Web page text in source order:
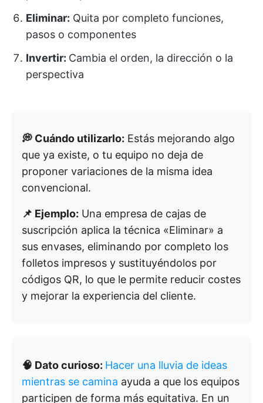
Eliminar: Quita por completo funciones,
pasos o componentes
Invertir: Cambia el orden, la dirección o la
perspectiva
💭 Cuándo utilizarlo: Estás mejorando algo
que ya existe, o tu equipo no deja de
proponer variaciones de la misma idea
convencional.
📌 Ejemplo: Una empresa de cajas de
suscripción aplica la técnica «Eliminar» a
sus envases, eliminando por completo los
folletos impresos y sustituyéndolos por
códigos QR, lo que le permite reducir costes
y mejorar la experiencia del cliente.
🧠 Dato curioso: Hacer una lluvia de ideas
mientras se camina ayuda a que los equipos
participen de forma más equitativa. En un